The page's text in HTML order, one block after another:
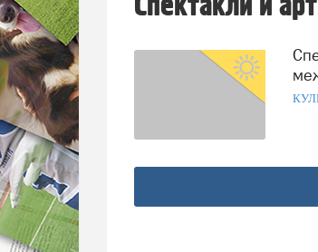
Спектакль «Том Сойер» из Вологды выиграл престижный